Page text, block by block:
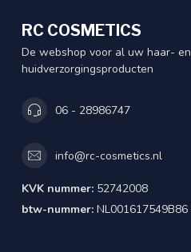
RC COSMETICS
De webshop voor al uw haar- en
huidverzorgingsproducten
06 - 28986747
info@rc-cosmetics.nl
KVK nummer: 52742008
btw-nummer: NL001617549B86